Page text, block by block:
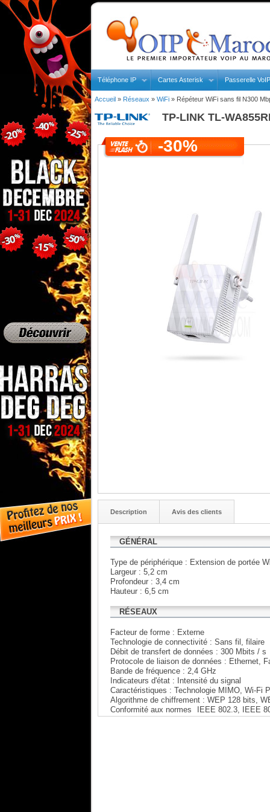
Téléphone IP Cartes Asterisk Passerelle VoIP
Accueil» Réseaux » WiFi» Répéteur WiFi sans fil N300
TP-LINK TL-
-30%
Description Avis des clients
GÉNÉRAL
Type de périphérique : Extension de portée
Largeur : 5,2 cm
Profondeur : 3,4 cm
Hauteur : 6,5 cm
RÉSEAUX
Facteur de forme : Externe
Technologie de connectivité : Sans fil, filaire
Débit de transfert de données : 300 Mbits / s
Protocole de liaison de données : Ethernet,
Bande de fréquence : 2,4 GHz
Indicateurs d'état : Intensité du signal
Caractéristiques : Technologie MIMO, Wi-Fi
Algorithme de chiffrement : WEP 128 bits,
Conformité aux normes
IEEE 802.3, IEEE